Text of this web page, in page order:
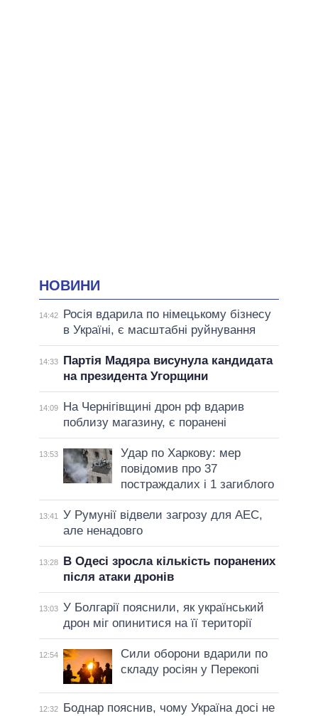
НОВИНИ
14:42
Росія вдарила по німецькому бізнесу
в Україні, є масштабні руйнування
14:33
Партія Мадяра висунула кандидата
на президента Угорщини
14:09
На Чернігівщині дрон рф вдарив
поблизу магазину, є поранені
13:53
Удар по Харкову: мер
повідомив про 37
постраждалих і 1 загиблого
13:41
У Румунії відвели загрозу для АЕС,
але ненадовго
13:28
В Одесі зросла кількість поранених
після атаки дронів
13:03 У Болгарії пояснили, як український
дрон міг опинитися на її території
12:54
Сили оборони вдарили по
складу росіян у Перекопі
12:32
Боднар пояснив, чому Україна досі не